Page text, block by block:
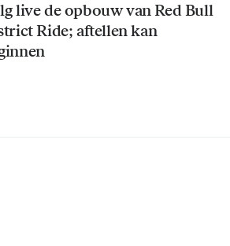
live de opbouw van Red Bull
Ride; aftellen kan